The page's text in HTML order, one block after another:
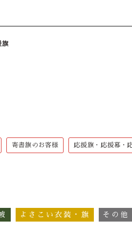
旗
寄書旗のお客様 応援旗・応援幕・
よさこい衣装・旗 その他